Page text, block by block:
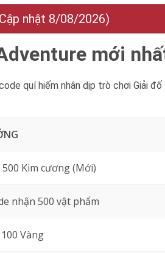
nhật 8/08/2026)
mới
quí hiếm nhân dịp trò chơi Giải
Kim cương (Mới)
nhận 500 vật phẩm
Vàng